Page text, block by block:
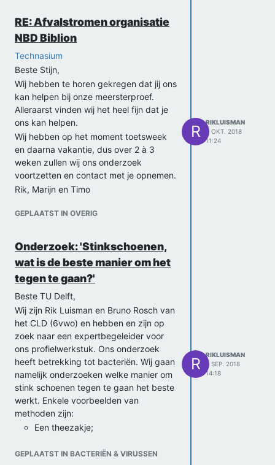
RE: Afvalstromen organisatie
NBD Biblion
Technasium
Beste Stijn,
Wij hebben te horen gekregen dat jij ons
kan helpen bij onze meersterproef.
Alleraarst vinden wij het heel fijn dat je
ons kan helpen.
Wij hebben op het moment toetsweek
en daarna vakantie, dus over 2 à 3
weken zullen wij ons onderzoek
voortzetten en contact met je opnemen.
Rik, Marijn en Timo
GEPLAATST IN OVERIG
R
RIKLUISMAN
8 OKT. 2018
11:24
Onderzoek: 'Stinkschoenen,
wat is de beste manier om het
tegen te gaan?'
Beste TU Delft,
Wij zijn Rik Luisman en Bruno Rosch van
het CLD (6vwo) en hebben en zijn op
zoek naar een expertbegeleider voor
ons profielwerkstuk. Ons onderzoek
heeft betrekking tot bacteriën. Wij gaan
namelijk onderzoeken welke manier om
stink schoenen tegen te gaan het beste
werkt. Enkele voorbeelden van
methoden zijn:
Een theezakje;
baking soda;
GEPLAATST IN BACTERIËN & VIRUSSEN
R
RIKLUISMAN
4 SEP. 2018
14:18